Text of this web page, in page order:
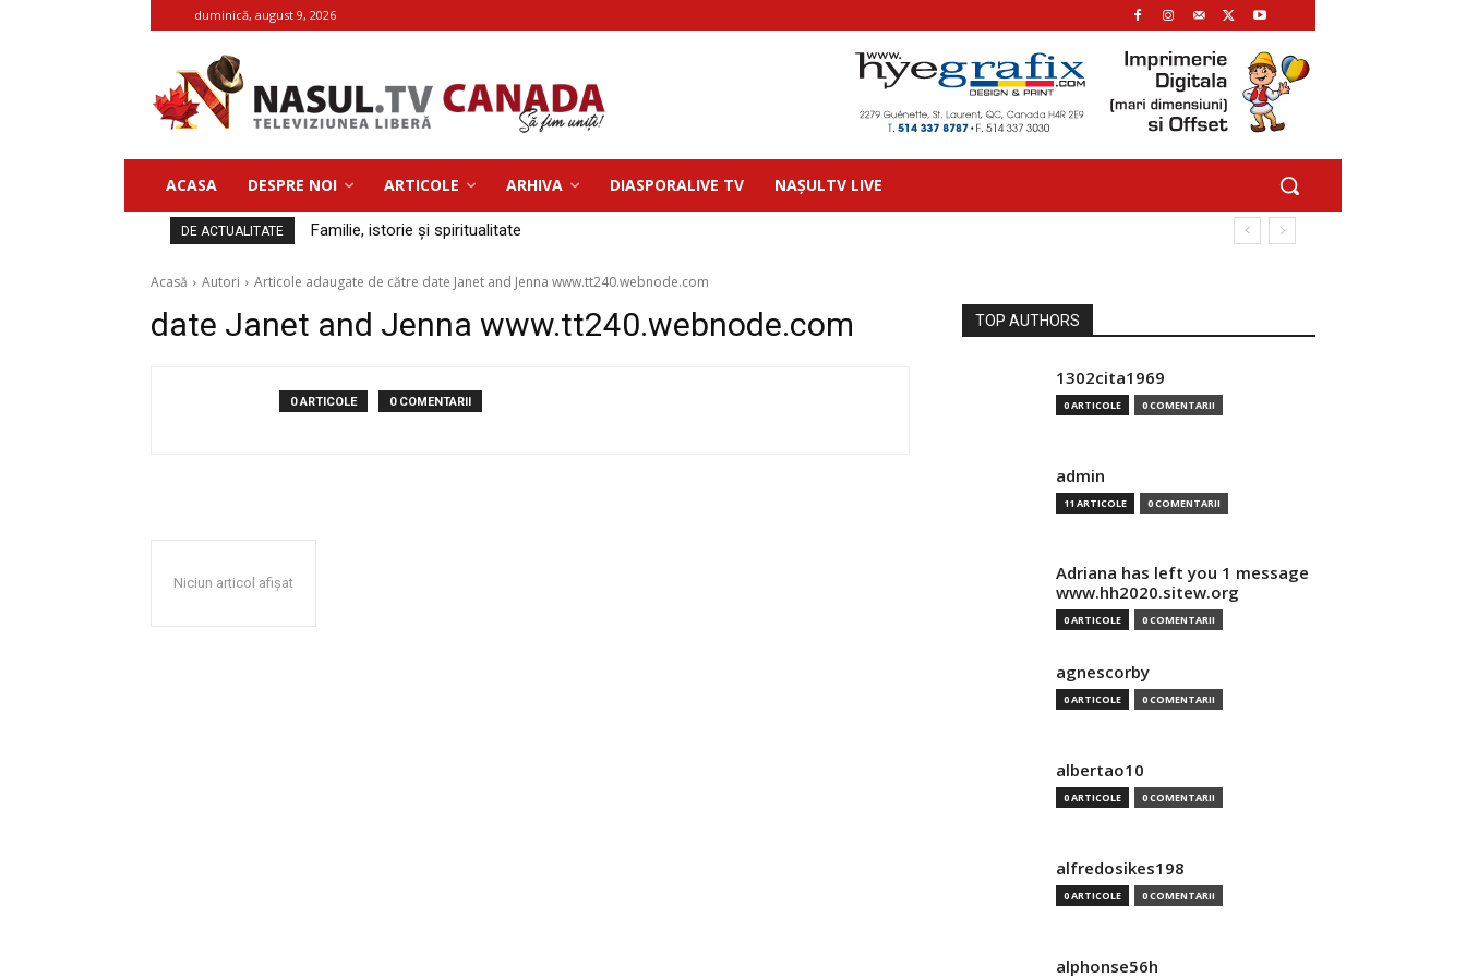
duminică, august 9, 2026
ACASA DESPRE NOI ARTICOLE ARHIVA DIASPORALIVE TV NAȘULTV LIVE
DE ACTUALITATE Familie, istorie și spiritualitate
Acasă Autori Articole adaugate de către date Janet and Jenna www.tt240.webnode.com
date Janet and Jenna www.tt240.webnode.com
0 ARTICOLE 0 COMENTARII
Niciun articol afișat
TOP AUTHORS
1302cita1969
0 ARTICOLE 0 COMENTARII
admin
11 ARTICOLE 0 COMENTARII
Adriana has left you 1 message
www.hh2020.sitew.org
0 ARTICOLE 0 COMENTARII
agnescorby
0 ARTICOLE 0 COMENTARII
albertao10
0 ARTICOLE 0 COMENTARII
alfredosikes198
0 ARTICOLE 0 COMENTARII
alphonse56h